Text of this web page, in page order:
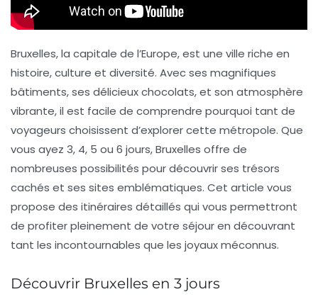
Bruxelles, la capitale de l’Europe, est une ville riche en
histoire, culture et diversité. Avec ses magnifiques
bâtiments, ses délicieux chocolats, et son atmosphère
vibrante, il est facile de comprendre pourquoi tant de
voyageurs choisissent d’explorer cette métropole. Que
vous ayez 3, 4, 5 ou 6 jours, Bruxelles offre de
nombreuses possibilités pour découvrir ses trésors
cachés et ses sites emblématiques. Cet article vous
propose des itinéraires détaillés qui vous permettront
de profiter pleinement de votre séjour en découvrant
tant les incontournables que les joyaux méconnus.
Découvrir Bruxelles en 3 jours